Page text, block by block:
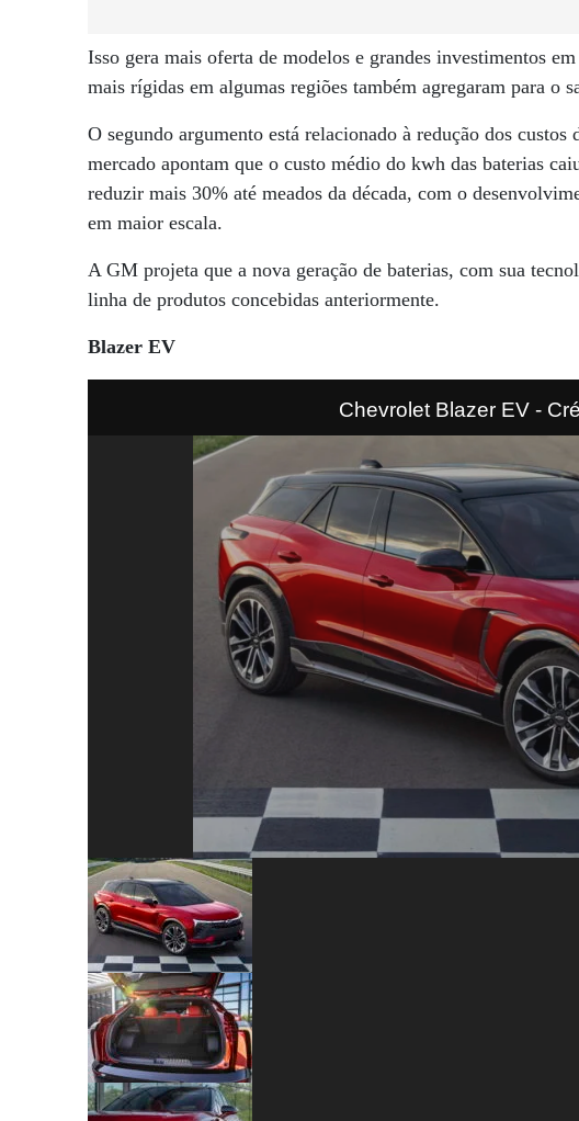
Isso gera mais oferta de modelos e grandes investimentos
mais rígidas em algumas regiões também agregaram para o
O segundo argumento está relacionado à redução dos
mercado apontam que o custo médio do kwh das baterias
reduzir mais 30% até meados da década, com o
em maior escala.
A GM projeta que a nova geração de baterias, com sua
linha de produtos concebidas anteriormente.
Blazer EV
Chevrolet Blazer EV -